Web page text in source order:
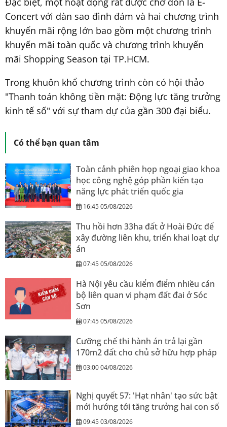
Concert với dàn sao đình đám và hai chương trình
khuyến mãi rộng lớn bao gồm một chương trình
khuyến mãi toàn quốc và chương trình khuyến
mãi Shopping Season tại TP.HCM.
Trong khuôn khổ chương trình còn có hội thảo
"Thanh toán không tiền mặt: Động lực tăng trưởng
kinh tế số" với sự tham dự của gần 300 đại biểu.
Có thể bạn quan tâm
Toàn cảnh phiên họp ngoại giao khoa
học công nghệ góp phần kiến tạo
năng lực phát triển quốc gia
16:45 05/08/2026
Thu hồi hơn 33ha đất ở Hoài Đức để
xây đường liên khu, triển khai loạt dự
án
07:45 05/08/2026
Hà Nội yêu cầu kiểm điểm nhiều cán
bộ liên quan vi phạm đất đai ở Sóc
Sơn
07:45 05/08/2026
Cưỡng chế thi hành án trả lại gần
170m2 đất cho chủ sở hữu hợp pháp
03:00 04/08/2026
Nghị quyết 57: 'Hạt nhân' tạo sức bật
mới hướng tới tăng trưởng hai con số
09:45 03/08/2026